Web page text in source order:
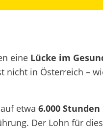
eine Lücke im
nicht in Österreich –
etwa 6.000 Stunden
Der Lohn für